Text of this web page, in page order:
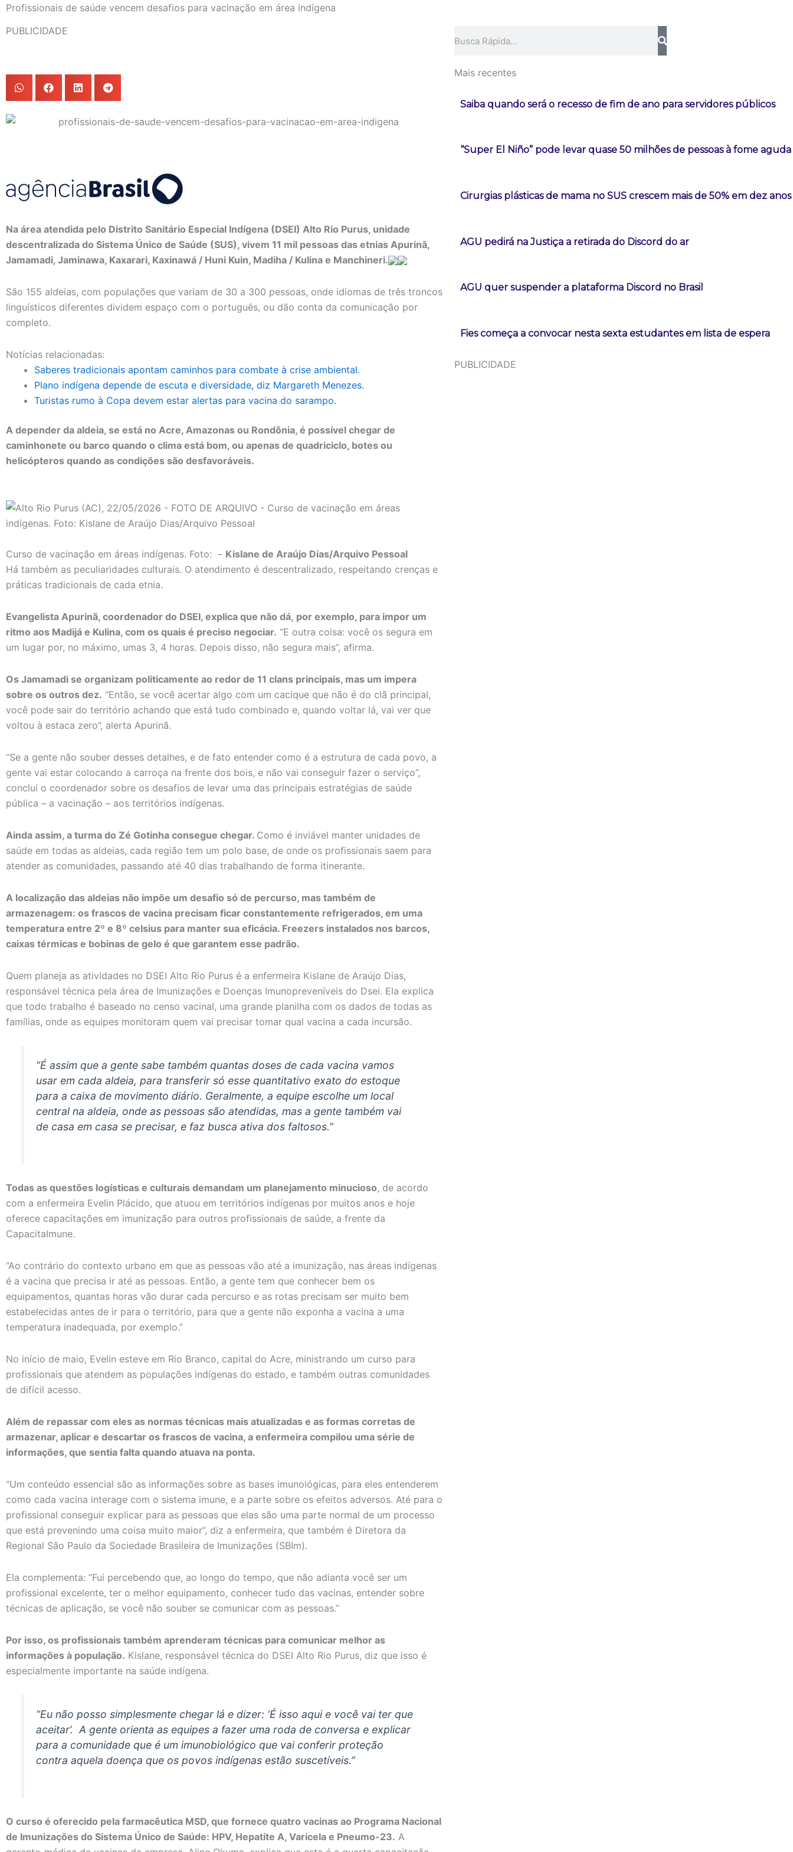
Profissionais de saúde vencem desafios para vacinação em área indígena
PUBLICIDADE
Na área atendida pelo Distrito Sanitário Especial Indígena (DSEI) Alto Rio Purus, unidade
descentralizada do Sistema Único de Saúde (SUS), vivem 11 mil pessoas das etnias Apurinã,
Jamamadi, Jaminawa, Kaxarari, Kaxinawá / Huni Kuin, Madiha / Kulina e Manchineri.
São 155 aldeias, com populações que variam de 30 a 300 pessoas, onde idiomas de três troncos
linguísticos diferentes dividem espaço com o português, ou dão conta da comunicação por
completo.
Notícias relacionadas:
Saberes tradicionais apontam caminhos para combate à crise ambiental.
Plano indígena depende de escuta e diversidade, diz Margareth Menezes.
Turistas rumo à Copa devem estar alertas para vacina do sarampo.
A depender da aldeia, se está no Acre, Amazonas ou Rondônia, é possível chegar de
caminhonete ou barco quando o clima está bom, ou apenas de quadriciclo, botes ou
helicópteros quando as condições são desfavoráveis.
Curso de vacinação em áreas indígenas. Foto: – Kislane de Araújo Dias/Arquivo Pessoal
Há também as peculiaridades culturais. O atendimento é descentralizado, respeitando crenças e
práticas tradicionais de cada etnia.
Evangelista Apurinã, coordenador do DSEI, explica que não dá, por exemplo, para impor um
ritmo aos Madijá e Kulina, com os quais é preciso negociar. “E outra coisa: você os segura em
um lugar por, no máximo, umas 3, 4 horas. Depois disso, não segura mais”, afirma.
Os Jamamadi se organizam politicamente ao redor de 11 clans principais, mas um impera
sobre os outros dez. “Então, se você acertar algo com um cacique que não é do clã principal,
você pode sair do território achando que está tudo combinado e, quando voltar lá, vai ver que
voltou à estaca zero”, alerta Apurinã.
“Se a gente não souber desses detalhes, e de fato entender como é a estrutura de cada povo, a
gente vai estar colocando a carroça na frente dos bois, e não vai conseguir fazer o serviço”,
conclui o coordenador sobre os desafios de levar uma das principais estratégias de saúde
pública – a vacinação – aos territórios indígenas.
Ainda assim, a turma do Zé Gotinha consegue chegar. Como é inviável manter unidades de
saúde em todas as aldeias, cada região tem um polo base, de onde os profissionais saem para
atender as comunidades, passando até 40 dias trabalhando de forma itinerante.
A localização das aldeias não impõe um desafio só de percurso, mas também de
armazenagem: os frascos de vacina precisam ficar constantemente refrigerados, em uma
temperatura entre 2º e 8º celsius para manter sua eficácia. Freezers instalados nos barcos,
caixas térmicas e bobinas de gelo é que garantem esse padrão.
Quem planeja as atividades no DSEI Alto Rio Purus é a enfermeira Kislane de Araújo Dias,
responsável técnica pela área de Imunizações e Doenças Imunopreveníveis do Dsei. Ela explica
que todo trabalho é baseado no censo vacinal, uma grande planilha com os dados de todas as
famílias, onde as equipes monitoram quem vai precisar tomar qual vacina a cada incursão.
“É assim que a gente sabe também quantas doses de cada vacina vamos
usar em cada aldeia, para transferir só esse quantitativo exato do estoque
para a caixa de movimento diário. Geralmente, a equipe escolhe um local
central na aldeia, onde as pessoas são atendidas, mas a gente também vai
de casa em casa se precisar, e faz busca ativa dos faltosos.”
Todas as questões logísticas e culturais demandam um planejamento minucioso, de acordo
com a enfermeira Evelin Plácido, que atuou em territórios indígenas por muitos anos e hoje
oferece capacitações em imunização para outros profissionais de saúde, a frente da
CapacitaImune.
“Ao contrário do contexto urbano em que as pessoas vão até a imunização, nas áreas indígenas
é a vacina que precisa ir até as pessoas. Então, a gente tem que conhecer bem os
equipamentos, quantas horas vão durar cada percurso e as rotas precisam ser muito bem
estabelecidas antes de ir para o território, para que a gente não exponha a vacina a uma
temperatura inadequada, por exemplo.”
No início de maio, Evelin esteve em Rio Branco, capital do Acre, ministrando um curso para
profissionais que atendem as populações indígenas do estado, e também outras comunidades
de difícil acesso.
Além de repassar com eles as normas técnicas mais atualizadas e as formas corretas de
armazenar, aplicar e descartar os frascos de vacina, a enfermeira compilou uma série de
informações, que sentia falta quando atuava na ponta.
“Um conteúdo essencial são as informações sobre as bases imunológicas, para eles entenderem
como cada vacina interage com o sistema imune, e a parte sobre os efeitos adversos. Até para o
profissional conseguir explicar para as pessoas que elas são uma parte normal de um processo
que está prevenindo uma coisa muito maior”, diz a enfermeira, que também é Diretora da
Regional São Paulo da Sociedade Brasileira de Imunizações (SBIm).
Ela complementa: “Fui percebendo que, ao longo do tempo, que não adianta você ser um
profissional excelente, ter o melhor equipamento, conhecer tudo das vacinas, entender sobre
técnicas de aplicação, se você não souber se comunicar com as pessoas.”
Por isso, os profissionais também aprenderam técnicas para comunicar melhor as
informações à população. Kislane, responsável técnica do DSEI Alto Rio Purus, diz que isso é
especialmente importante na saúde indígena.
“Eu não posso simplesmente chegar lá e dizer: ‘É isso aqui e você vai ter que
aceitar’. A gente orienta as equipes a fazer uma roda de conversa e explicar
para a comunidade que é um imunobiológico que vai conferir proteção
contra aquela doença que os povos indígenas estão suscetíveis.”
O curso é oferecido pela farmacêutica MSD, que fornece quatro vacinas ao Programa Nacional
de Imunizações do Sistema Único de Saúde: HPV, ⁠Hepatite A, ⁠Varicela e Pneumo-23. A
Mais recentes
Saiba quando será o recesso de fim de ano para servidores públicos
“Super El Niño” pode levar quase 50 milhões de pessoas à fome aguda
Cirurgias plásticas de mama no SUS crescem mais de 50% em dez anos
AGU pedirá na Justiça a retirada do Discord do ar
AGU quer suspender a plataforma Discord no Brasil
Fies começa a convocar nesta sexta estudantes em lista de espera
PUBLICIDADE